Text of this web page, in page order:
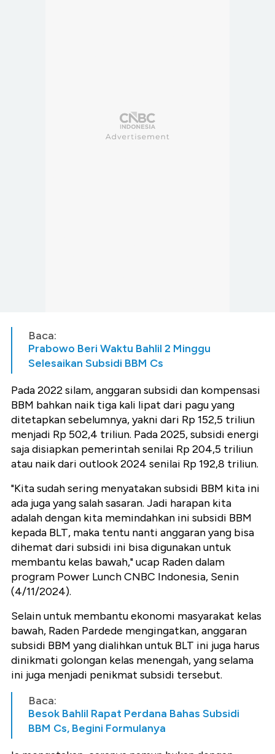
Baca:
Prabowo Beri Waktu Bahlil 2 Minggu
Selesaikan Subsidi BBM Cs
Pada 2022 silam, anggaran subsidi dan kompensasi
BBM bahkan naik tiga kali lipat dari pagu yang
ditetapkan sebelumnya, yakni dari Rp 152,5 triliun
menjadi Rp 502,4 triliun. Pada 2025, subsidi energi
saja disiapkan pemerintah senilai Rp 204,5 triliun
atau naik dari outlook 2024 senilai Rp 192,8 triliun.
"Kita sudah sering menyatakan subsidi BBM kita ini
ada juga yang salah sasaran. Jadi harapan kita
adalah dengan kita memindahkan ini subsidi BBM
kepada BLT, maka tentu nanti anggaran yang bisa
dihemat dari subsidi ini bisa digunakan untuk
membantu kelas bawah," ucap Raden dalam
program Power Lunch CNBC Indonesia, Senin
(4/11/2024).
Selain untuk membantu ekonomi masyarakat kelas
bawah, Raden Pardede mengingatkan, anggaran
subsidi BBM yang dialihkan untuk BLT ini juga harus
dinikmati golongan kelas menengah, yang selama
ini juga menjadi penikmat subsidi tersebut.
Baca:
Besok Bahlil Rapat Perdana Bahas Subsidi
BBM Cs, Begini Formulanya